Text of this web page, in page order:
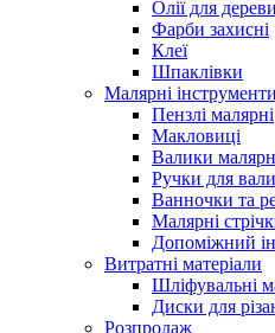
Олії для
Фарби захисні
Клеї
Шпаклівки
Малярні інструменти
Пензлі малярні
Макловиці
Валики
Ручки для
Ванночки та
Малярні
Допоміжний
Витратні матеріали
Шліфувальні
Диски для
Розпродаж